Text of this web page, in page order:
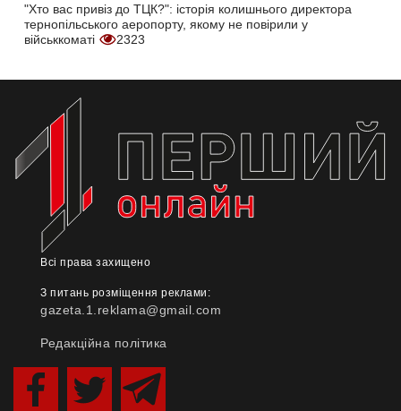
"Хто вас привіз до ТЦК?": історія колишнього директора
тернопільського аеропорту, якому не повірили у
військкоматі
2323
Всі права захищено
З питань розміщення реклами:
gazeta.1.reklama@gmail.com
Редакційна політика